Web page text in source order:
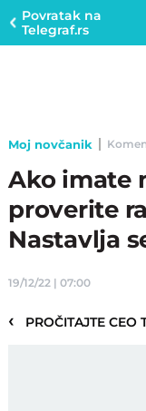
Povratak na
Telegraf.rs
Moj novčanik
Ako imate
proverite
Nastavlja
19/12/22 | 07:00
‹ PROČITAJTE CEO